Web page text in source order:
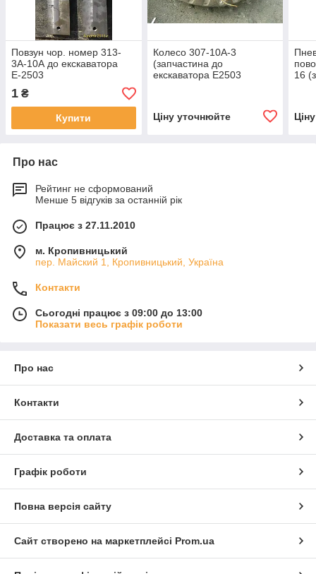
Повзун чор. номер 313-
3А-10А до екскаватора
Е-2503
1 ₴
Купити
Колесо 307-10А-3
(запчастина до
екскаватора Е2503
Ціну уточнюйте
16
Про нас
Рейтинг не сформований
Менше 5 відгуків за останній рік
Працює з 27.11.2010
м. Кропивницький
пер. Майский 1, Кропивницький, Україна
Контакти
Сьогодні працює з 09:00 до 13:00
Показати весь графік роботи
Про нас
Контакти
Доставка та оплата
Графік роботи
Повна версія сайту
Сайт створено на маркетплейсі Prom.ua